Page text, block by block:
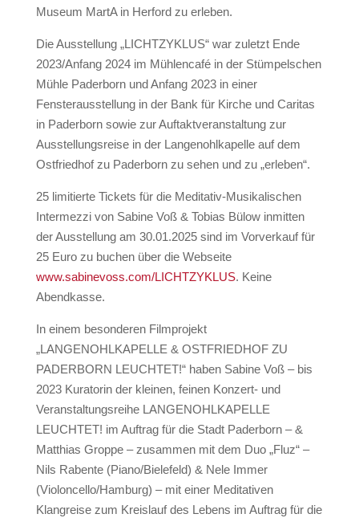
Museum MartA in Herford zu erleben.
Die Ausstellung „LICHTZYKLUS“ war zuletzt Ende
2023/Anfang 2024 im Mühlencafé in der Stümpelschen
Mühle Paderborn und Anfang 2023 in einer
Fensterausstellung in der Bank für Kirche und Caritas
in Paderborn sowie zur Auftaktveranstaltung zur
Ausstellungsreise in der Langenohlkapelle auf dem
Ostfriedhof zu Paderborn zu sehen und zu „erleben“.
25 limitierte Tickets für die Meditativ-Musikalischen
Intermezzi von Sabine Voß & Tobias Bülow inmitten
der Ausstellung am 30.01.2025 sind im Vorverkauf für
25 Euro zu buchen über die Webseite
www.sabinevoss.com/LICHTZYKLUS. Keine
Abendkasse.
In einem besonderen Filmprojekt
„LANGENOHLKAPELLE & OSTFRIEDHOF ZU
PADERBORN LEUCHTET!“ haben Sabine Voß – bis
2023 Kuratorin der kleinen, feinen Konzert- und
Veranstaltungsreihe LANGENOHLKAPELLE
LEUCHTET! im Auftrag für die Stadt Paderborn – &
Matthias Groppe – zusammen mit dem Duo „Fluz“ –
Nils Rabente (Piano/Bielefeld) & Nele Immer
(Violoncello/Hamburg) – mit einer Meditativen
Klangreise zum Kreislauf des Lebens im Auftrag für die